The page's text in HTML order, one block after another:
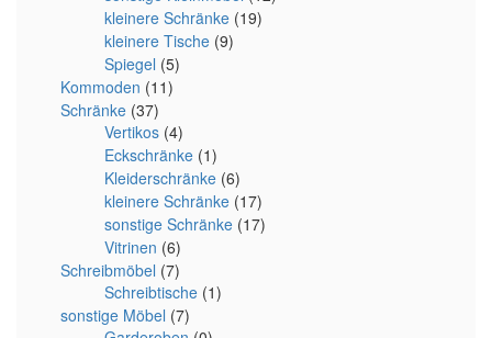
kleinere Schränke (19)
kleinere Tische (9)
Spiegel (5)
Kommoden (11)
Schränke (37)
Vertikos (4)
Eckschränke (1)
Kleiderschränke (6)
kleinere Schränke (17)
sonstige Schränke (17)
Vitrinen (6)
Schreibmöbel (7)
Schreibtische (1)
sonstige Möbel (7)